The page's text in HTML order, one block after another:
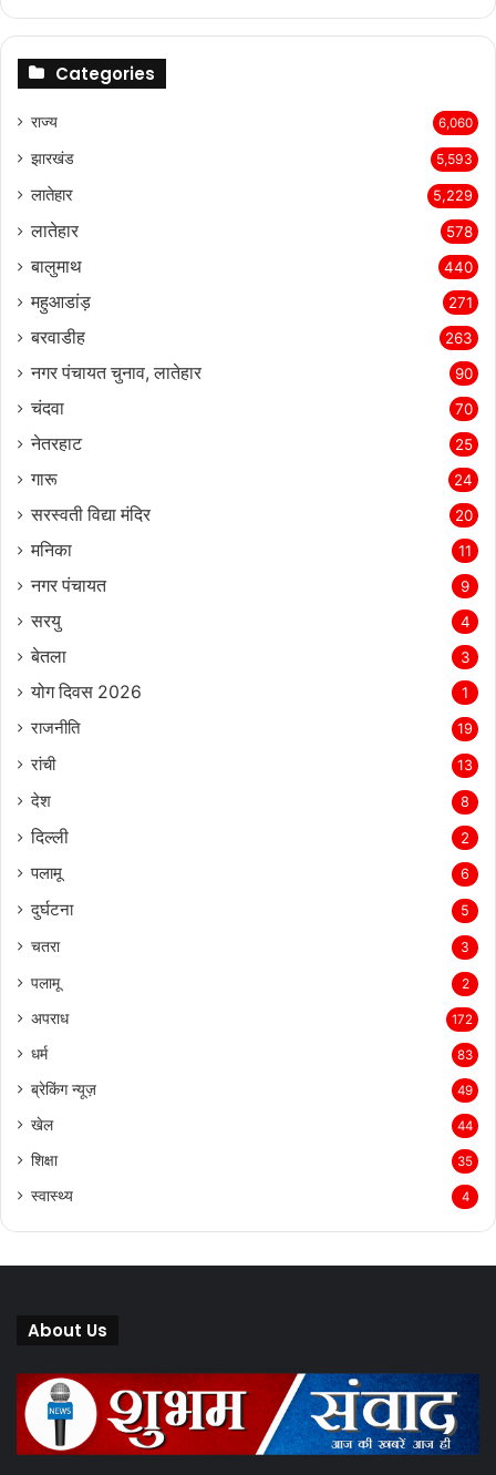
Categories
राज्‍य 6,060
झारखंड 5,593
लातेहार 5,229
लातेहार 578
बालुमाथ 440
महुआडांड़ 271
बरवाडीह 263
नगर पंचायत चुनाव, लातेहार 90
चंदवा 70
नेतरहाट 25
गारू 24
सरस्‍वती विद्या मंदिर 20
मनिका 11
नगर पंचायत 9
सरयु 4
बेतला 3
योग दिवस 2026 1
राजनीति 19
रांची 13
देश 8
दिल्‍ली 2
पलामू 6
दुर्घटना 5
चतरा 3
पलामू 2
अपराध 172
धर्म 83
ब्रेकिंग न्यूज़ 49
खेल 44
शिक्षा 35
स्वास्थ्य 4
About Us